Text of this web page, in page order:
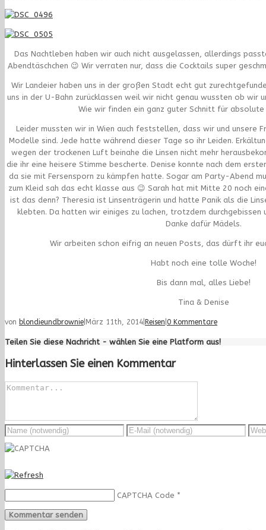
Das Nachtleben haben wir auch nicht ausgelassen, allerdings
Abendtäschchen 😉 Wir verraten nur, dass die Cocktails super
Wir Landeier haben uns in der großen Stadt echt gut
uns in der U-Bahn zurücklassen weil wir nicht genau wussten ob wir
Wie wir finden ein ganz guter Schnitt für absolute
Leider mussten wir in Wien auch feststellen, dass wir und unsere
Modelle sind. Jede hatte während dieser Tage so ihr Leiden.
wegen der trockenen Luft beinahe die Linsen nicht mehr
die ihr eine heisere Stimme bescherte. Denise konnte nach dem
da sie mit Fersensporn zu kämpfen hatte. Sogar am Party-Abend
zum Kleid sah das echt klasse aus 😉 Sarah hat mit Mitte 20 noch
ist das denn? Theresia ist Linsenträgerin und hatte Panik als die
klebten. Da hatten wir einiges zu lachen, trotzdem durchgebissen
Danke dafür Mädels.
Wir arbeiten schon eifrig an neuen Posts, das dürft ihr
Habt noch eine tolle Woche!
Bis dann mal, alles Liebe!
Tina & Denise
von blondieundbrownie März 11th, 2014 Reisen 0 Kommentare
Teilen Sie diese Nachricht - wählen Sie eine Platform aus!
Hinterlassen Sie einen Kommentar
CAPTCHA Code *